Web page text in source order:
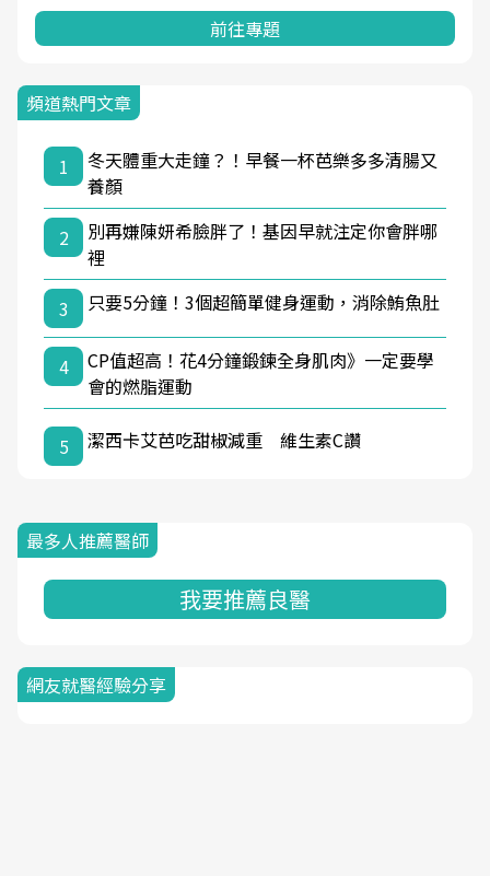
前往專題
頻道熱門文章
1
冬天體重大走鐘？！早餐一杯芭樂多多清腸又
養顏
2
別再嫌陳妍希臉胖了！基因早就注定你會胖哪
裡
3
只要5分鐘！3個超簡單健身運動，消除鮪魚肚
4
CP值超高！花4分鐘鍛鍊全身肌肉》一定要學
會的燃脂運動
5 潔西卡艾芭吃甜椒減重 維生素C讚
最多人推薦醫師
我要推薦良醫
網友就醫經驗分享